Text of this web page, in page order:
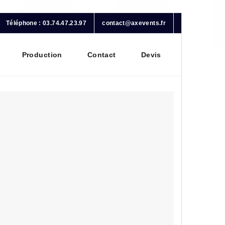
Téléphone : 03.74.47.23.97 contact@axevents.fr
Production Contact Devis